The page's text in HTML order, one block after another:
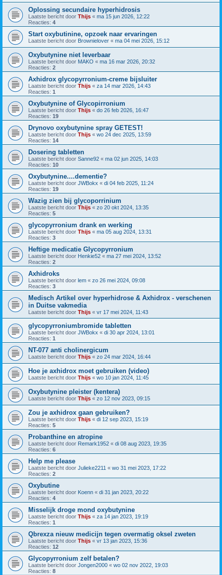
Oplossing secundaire hyperhidrosis
Laatste bericht door Thijs « ma 15 jun 2026, 12:22
Reacties: 4
Start oxybutinine, opzoek naar ervaringen
Laatste bericht door Brownielover « ma 04 mei 2026, 15:12
Oxybutynine niet leverbaar
Laatste bericht door MAKO « ma 16 mar 2026, 20:32
Reacties: 2
Axhidrox glycopyrronium-creme bijsluiter
Laatste bericht door Thijs « za 14 mar 2026, 14:43
Reacties: 1
Oxybutynine of Glycopirronium
Laatste bericht door Thijs « do 26 feb 2026, 16:47
Reacties: 19
Drynovo oxybutynine spray GETEST!
Laatste bericht door Thijs « wo 24 dec 2025, 13:59
Reacties: 14
Dosering tabletten
Laatste bericht door Sanne92 « ma 02 jun 2025, 14:03
Reacties: 10
Oxybutynine....dementie?
Laatste bericht door JWBokx « di 04 feb 2025, 11:24
Reacties: 19
Wazig zien bij glycoporrinium
Laatste bericht door Thijs « zo 20 okt 2024, 13:35
Reacties: 5
glycopyrronium drank en werking
Laatste bericht door Thijs « ma 05 aug 2024, 13:31
Reacties: 3
Heftige medicatie Glycopyrronium
Laatste bericht door Henkie52 « ma 27 mei 2024, 13:52
Reacties: 2
Axhidroks
Laatste bericht door lem « zo 26 mei 2024, 09:08
Reacties: 3
Medisch Artikel over hyperhidrose & Axhidrox - verschenen
in Duitse vakmedia
Laatste bericht door Thijs « vr 17 mei 2024, 11:43
glycopyrroniumbromide tabletten
Laatste bericht door JWBokx « di 30 apr 2024, 13:01
Reacties: 1
NT-077 anti cholinergicum
Laatste bericht door Thijs « zo 24 mar 2024, 16:44
Hoe je axhidrox moet gebruiken (video)
Laatste bericht door Thijs « wo 10 jan 2024, 11:45
Oxybutynine pleister (kentera)
Laatste bericht door Thijs « zo 12 nov 2023, 09:15
Zou je axhidrox gaan gebruiken?
Laatste bericht door Thijs « di 12 sep 2023, 15:19
Reacties: 5
Probanthine en atropine
Laatste bericht door Remark1952 « di 08 aug 2023, 19:35
Reacties: 6
Help me please
Laatste bericht door Julieke2211 « wo 31 mei 2023, 17:22
Reacties: 2
Oxybutine
Laatste bericht door Koenn « di 31 jan 2023, 20:22
Reacties: 4
Misselijk droge mond oxybutynine
Laatste bericht door Thijs « za 14 jan 2023, 19:19
Reacties: 1
Qbrexza nieuw medicijn tegen overmatig oksel zweten
Laatste bericht door Thijs « vr 13 jan 2023, 15:36
Reacties: 12
Glycopyrronium zelf betalen?
Laatste bericht door Jongen2000 « wo 02 nov 2022, 19:03
Reacties: 8